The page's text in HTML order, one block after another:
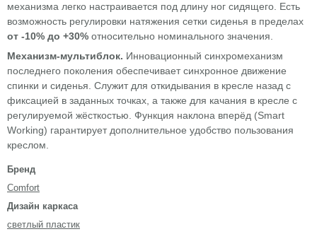
механизма легко настраивается под длину ног сидящего. Есть
возможность регулировки натяжения сетки сиденья в пределах
от -10% до +30% относительно номинального значения.
Механизм-мультиблок. Инновационный синхромеханизм
последнего поколения обеспечивает синхронное движение
спинки и сиденья. Служит для откидывания в кресле назад с
фиксацией в заданных точках, а также для качания в кресле с
регулируемой жёсткостью. Функция наклона вперёд (Smart
Working) гарантирует дополнительное удобство пользования
креслом.
Бренд
Comfort
Дизайн каркаса
светлый пластик